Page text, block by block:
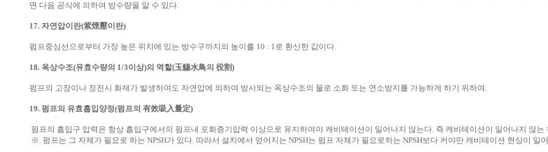
면 다음 공식에 의하여 방수량을 알 수 있다.
17. 자연압이란(紫煙壓이란)
펌프중심선으로부터 가장 높은 위치에 있는 방수구까지의 높이를 10 : 1로 환산한 값이다.
18. 옥상수조(유효수량의 1/3이상)의 역할(玉觴水鳥의 役割)
펌프의 고장이나 정전시 화재가 발생하여도 자연압에 의하여 방사되는 옥상수조의 물로 소화 또는 연소방지를 가능하게 하기 위하여.
19. 펌프의 유효흡입양정(펌프의 有效吸入量定)
펌프의 흡입구 압력은 항상 흡입구에서의 펌프내 포화증기압력 이상으로 유지하여야 캐비테이션이 일어나지 않는다. 즉 캐비테이션이 일어나지 않
※. 펌프는 그 자체가 필요로 하는 NPSH가 있다. 따라서 설치에서 얻어지는 NPSH는 펌프 자체가 필요로하는 NPSH보다 커야만 캐비테이션 현상이 일